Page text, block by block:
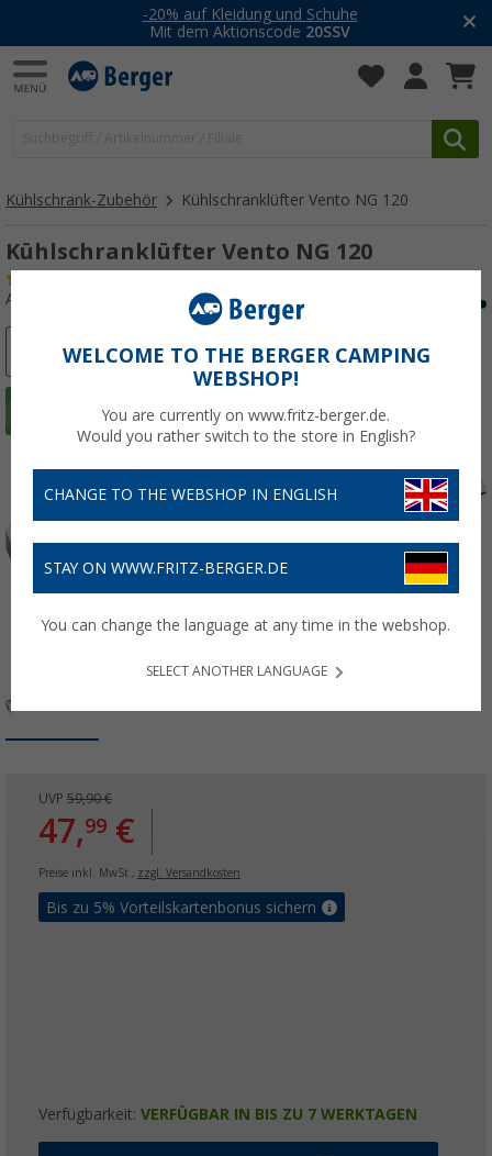
-20% auf Kleidung und Schuhe
Mit dem Aktionscode 20SSV
Kühlschrank-Zubehör Kühlschranklüfter Vento NG 120
Kühlschranklüfter Vento NG 120
Art.-Nr.: 272140
UVP 59,90 €
47,99 €
Preise inkl. MwSt., zzgl. Versandkosten
Bis zu 5% Vorteilskartenbonus sichern
Verfügbarkeit: VERFÜGBAR IN BIS ZU 7 WERKTAGEN
WELCOME TO THE BERGER CAMPING
WEBSHOP!
You are currently on www.fritz-berger.de.
Would you rather switch to the store in English?
CHANGE TO THE WEBSHOP IN ENGLISH
STAY ON WWW.FRITZ-BERGER.DE
You can change the language at any time in the webshop.
SELECT ANOTHER LANGUAGE